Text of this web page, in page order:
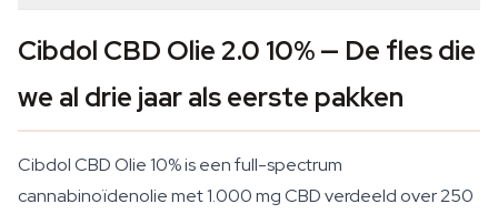
Cibdol CBD Olie 2.0 10% — De fles die
we al drie jaar als eerste pakken
Cibdol CBD Olie 10% is een full-spectrum
cannabinoïdenolie met 1.000 mg CBD verdeeld over 250